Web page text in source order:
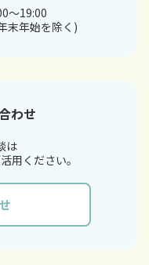
～19:00
末年始を除く)
わせ
は
用ください。